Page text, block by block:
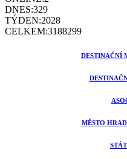
DNES:329
TÝDEN:2028
CELKEM:3188299
DESTINAČNÍ
MĚSTO